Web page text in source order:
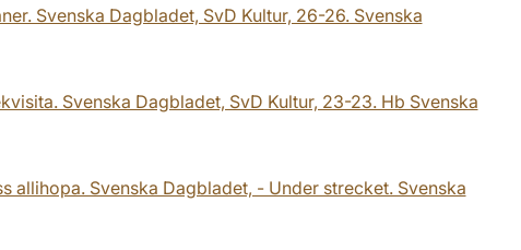
Svenska Dagbladet, SvD Kultur, 26-26. Svenska
Svenska Dagbladet, SvD Kultur, 23-23. Hb Svenska
allihopa. Svenska Dagbladet, - Under strecket. Svenska